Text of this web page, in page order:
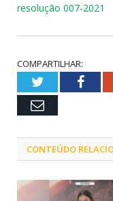
resolução 007-2021
COMPARTILHAR:
Twitter
Email
CONTEÚDO